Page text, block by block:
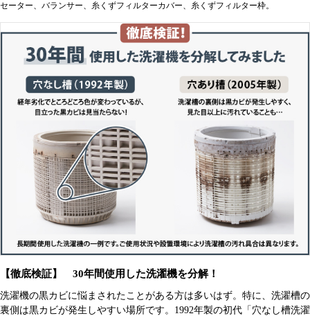
セーター、バランサー、糸くずフィルターカバー、糸くずフィルター枠。
【徹底検証】 30年間使用した洗濯機を分解！
洗濯機の黒カビに悩まされたことがある方は多いはず。特に、洗濯槽の
裏側は黒カビが発生しやすい場所です。1992年製の初代「穴なし槽洗濯